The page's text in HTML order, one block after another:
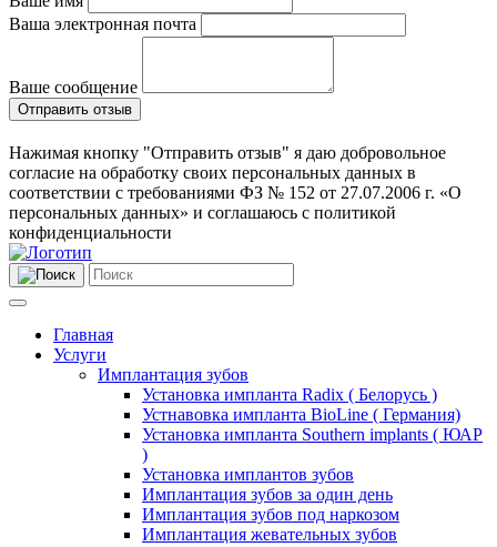
Ваша электронная почта
Ваше сообщение
Отправить отзыв
Нажимая кнопку "Отправить отзыв" я даю добровольное
согласие на обработку своих персональных данных в
соответствии с требованиями ФЗ № 152 от 27.07.2006 г. «О
персональных данных» и соглашаюсь с политикой
конфиденциальности
Главная
Услуги
Имплантация зубов
Установка импланта Radix ( Белорусь )
Устнавовка импланта BioLine ( Германия)
Установка импланта Southern implants ( ЮАР
)
Установка имплантов зубов
Имплантация зубов за один день
Имплантация зубов под наркозом
Имплантация жевательных зубов